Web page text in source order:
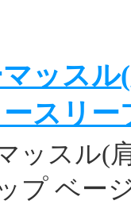
ッス
スリー
ッスル(
プ ベー